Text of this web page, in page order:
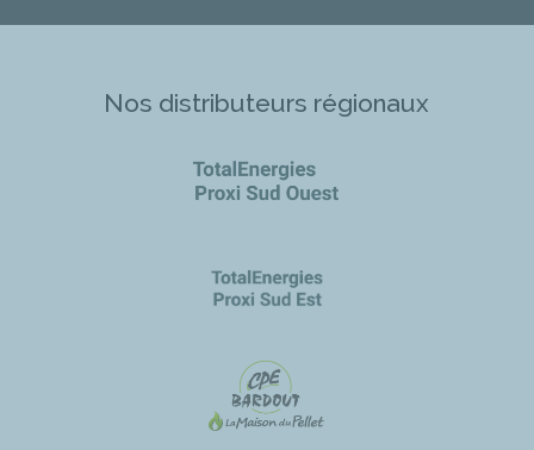
Nos distributeurs régionaux